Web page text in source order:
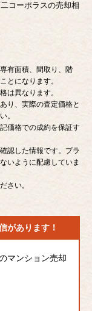
コーポラスの売却相
有面積、間取り、階
とになります。
は異なります。
り、実際の査定価格と
。
価格での成約を保証す
認した情報です。プラ
いように配慮していま
さい。
があります！
マンション売却